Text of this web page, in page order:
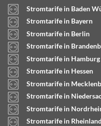
Stromtarife in Baden
Stromtarife in Bayern
Stromtarife in Berlin
Stromtarife in
Stromtarife in Hamburg
Stromtarife in Hessen
Stromtarife in
Stromtarife in
Stromtarife in
Stromtarife in